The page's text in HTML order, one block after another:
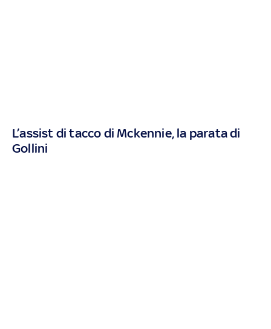
L’assist di tacco di Mckennie, la parata di
Gollini